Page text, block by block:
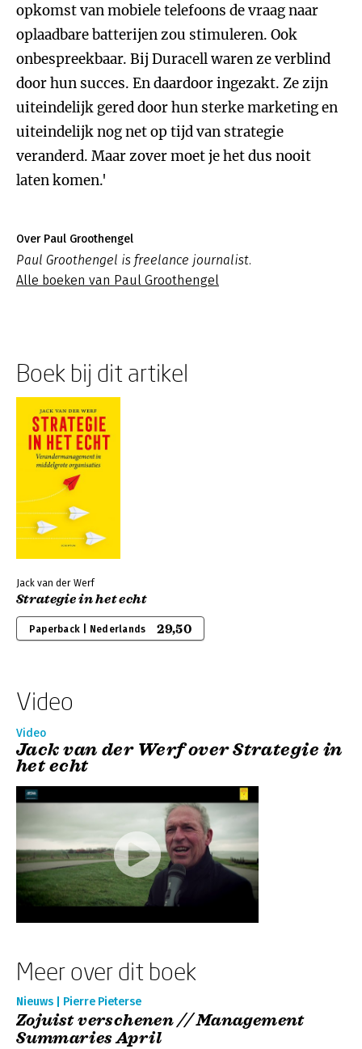
opkomst van mobiele telefoons de vraag naar
oplaadbare batterijen zou stimuleren. Ook
onbespreekbaar. Bij Duracell waren ze verblind
door hun succes. En daardoor ingezakt. Ze zijn
uiteindelijk gered door hun sterke marketing en
uiteindelijk nog net op tijd van strategie
veranderd. Maar zover moet je het dus nooit
laten komen.'
Over Paul Groothengel
Paul Groothengel is freelance journalist.
Alle boeken van Paul Groothengel
Boek bij dit artikel
Jack van der Werf
Strategie in het echt
Paperback | Nederlands 29,50
Video
Video
Jack van der Werf over Strategie in
het echt
Meer over dit boek
Nieuws | Pierre Pieterse
Zojuist verschenen // Management
Summaries April